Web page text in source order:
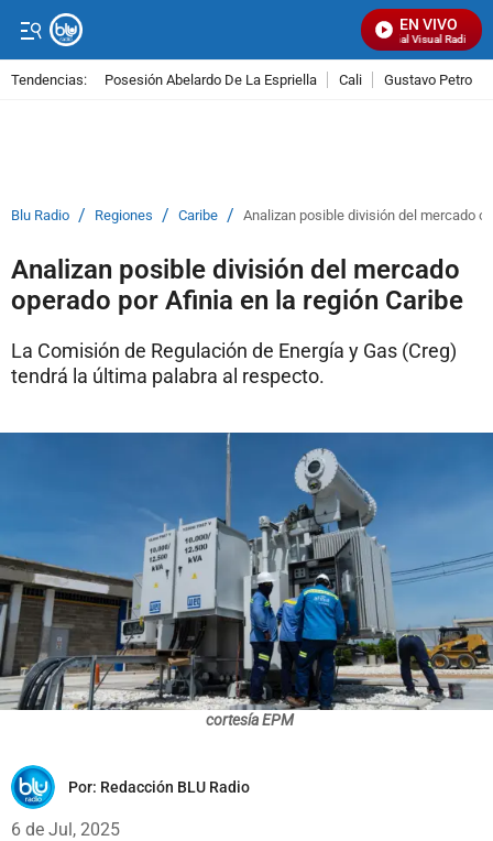
EN VIVO
Señal Visual Radio
Tendencias: Posesión Abelardo De La Espriella Cali Gustavo Petro
Blu Radio / Regiones / Caribe / Analizan posible división del mercado
Analizan posible división del mercado
operado por Afinia en la región Caribe
La Comisión de Regulación de Energía y Gas (Creg)
tendrá la última palabra al respecto.
cortesía EPM
Por: Redacción BLU Radio
6 de Jul, 2025